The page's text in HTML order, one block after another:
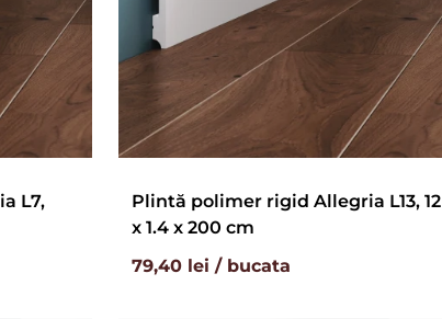
L7,
Plintă polimer rigid Allegria L13, 12
x 1.4 x 200 cm
79,40 lei / bucata